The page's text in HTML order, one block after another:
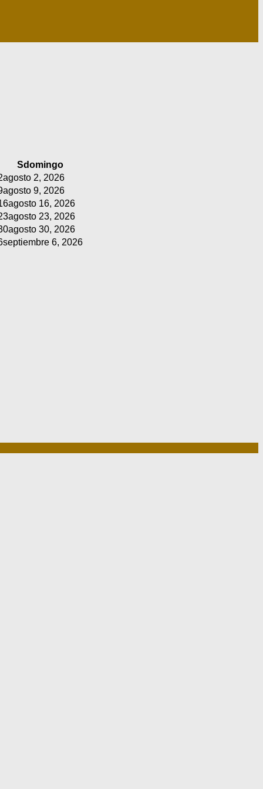
Sdomingo
agosto 2, 2026
agosto 9, 2026
agosto 16, 2026
agosto 23, 2026
agosto 30, 2026
septiembre 6, 2026